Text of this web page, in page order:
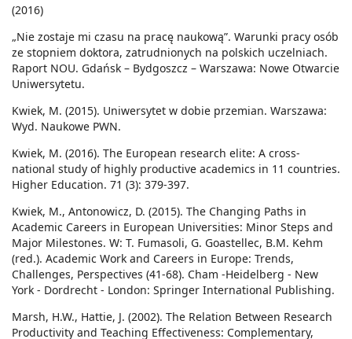
(2016)
„Nie zostaje mi czasu na pracę naukową”. Warunki pracy osób
ze stopniem doktora, zatrudnionych na polskich uczelniach.
Raport NOU. Gdańsk – Bydgoszcz – Warszawa: Nowe Otwarcie
Uniwersytetu.
Kwiek, M. (2015). Uniwersytet w dobie przemian. Warszawa:
Wyd. Naukowe PWN.
Kwiek, M. (2016). The European research elite: A cross-
national study of highly productive academics in 11 countries.
Higher Education. 71 (3): 379-397.
Kwiek, M., Antonowicz, D. (2015). The Changing Paths in
Academic Careers in European Universities: Minor Steps and
Major Milestones. W: T. Fumasoli, G. Goastellec, B.M. Kehm
(red.). Academic Work and Careers in Europe: Trends,
Challenges, Perspectives (41-68). Cham -Heidelberg - New
York - Dordrecht - London: Springer International Publishing.
Marsh, H.W., Hattie, J. (2002). The Relation Between Research
Productivity and Teaching Effectiveness: Complementary,